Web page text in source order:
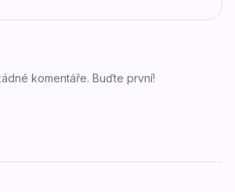
komentáře. Buďte první!